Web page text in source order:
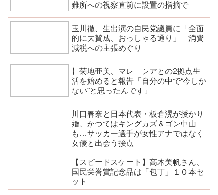
難所への視察直前に設置の指摘で
玉川徹、生出演の自民党議員に「全面
的に大賛成、おっしゃる通り」 消費
減税への主張めぐり
】菊地亜美、マレーシアとの2拠点生
活を始めると報告「自分の中で“今しか
ない”と思ったんです」
川口春奈と日本代表・板倉滉が授かり
婚、かつてはキングカズ＆ゴン中山
も…サッカー選手が女性アナではなく
女優と出会う接点
【スピードスケート】高木美帆さん、
国民栄誉賞記念品は「包丁」１０本セ
ット